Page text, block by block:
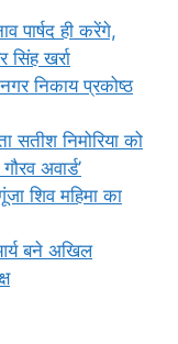
पार्षद ही करेंगे,
सिंह खर्रा
निकाय प्रकोष्ठ
सतीश निमोरिया को
अवार्ड’
शिव महिमा का
बने अखिल